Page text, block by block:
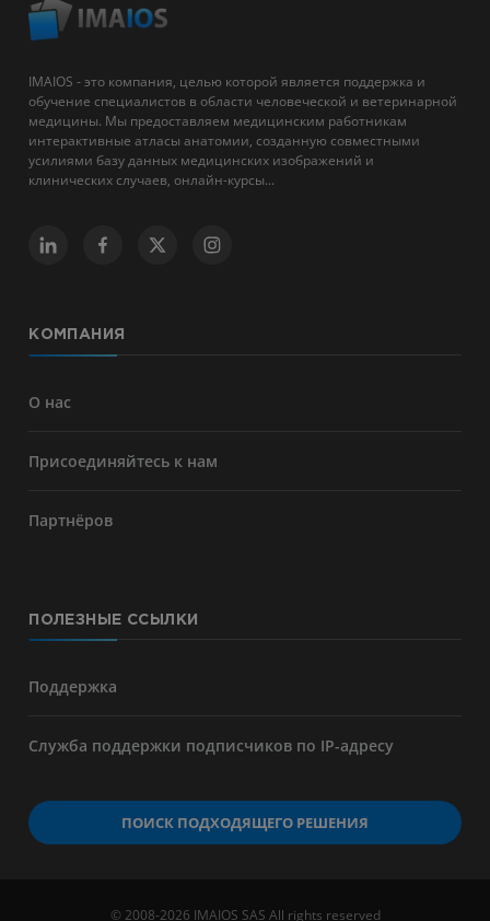
IMAIOS - это компания, целью которой является поддержка и
обучение специалистов в области человеческой и ветеринарной
медицины. Мы предоставляем медицинским работникам
интерактивные атласы анатомии, созданную совместными
усилиями базу данных медицинских изображений и
клинических случаев, онлайн-курсы...
КОМПАНИЯ
О нас
Присоединяйтесь к нам
Партнёров
ПОЛЕЗНЫЕ ССЫЛКИ
Поддержка
Служба поддержки подписчиков по IP-адресу
ПОИСК ПОДХОДЯЩЕГО РЕШЕНИЯ
© 2008-2026 IMAIOS SAS All rights reserved